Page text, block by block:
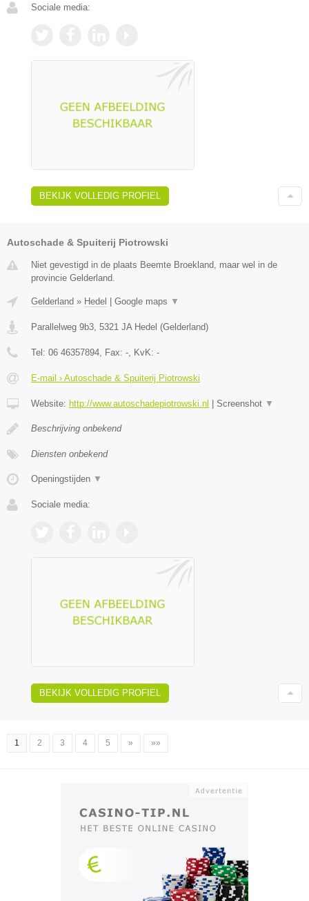
Sociale media:
BEKIJK VOLLEDIG PROFIEL
Autoschade & Spuiterij Piotrowski
Niet gevestigd in de plaats Beemte Broekland, maar wel in de
provincie Gelderland.
Gelderland » Hedel Google maps ▼
Parallelweg 9b3, 5321 JA Hedel (Gelderland)
Tel: 06 46357894, Fax: -, KvK: -
E-mail › Autoschade & Spuiterij Piotrowski
Website: http://www.autoschadepiotrowski.nl Screenshot ▼
Beschrijving onbekend
Diensten onbekend
Openingstijden ▼
Sociale media:
BEKIJK VOLLEDIG PROFIEL
1 2 3 4 5 » »»